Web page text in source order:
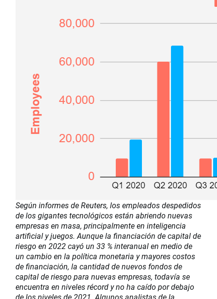
Según informes de Reuters, los empleados despedidos
de los gigantes tecnológicos están abriendo nuevas
empresas en masa, principalmente en inteligencia
artificial y juegos. Aunque la financiación de capital de
riesgo en 2022 cayó un 33 % interanual en medio de
un cambio en la política monetaria y mayores costos
de financiación, la cantidad de nuevos fondos de
capital de riesgo para nuevas empresas, todavía se
encuentra en niveles récord y no ha caído por debajo
de los niveles de 2021. Algunos analistas de la